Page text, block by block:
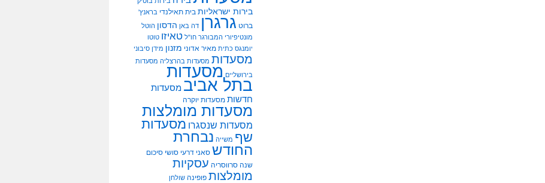
בירות ישראליות בית תאילנדי בראנץ'
ברוט גרגרן דה באן הדסון הוטל
מונטיפיורי המבורגר חו"ל טאיזו טוטו
יומנגס כתית מאיר אדוני מזנון מידן סיבוני
מסעדות מסעדות בהרצליה מסעדות
בירושליים מסעדות
בתל אביב מסעדות
חדשות מסעדות יוקרה
מסעדות מומלצות
מסעדות שנסגרו מסעדות
שף משייה נבחרת
החודש סאני דרעי סושי סיכום
שנה סרווסריה עסקיות
מומלצות פופינה שולחן